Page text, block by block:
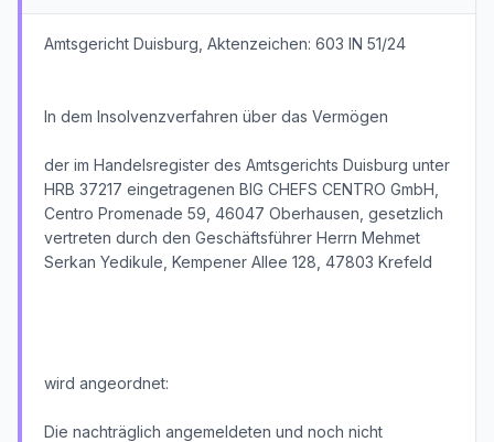
Amtsgericht Duisburg, Aktenzeichen: 603 IN 51/24
In dem Insolvenzverfahren über das Vermögen
der im Handelsregister des Amtsgerichts Duisburg unter
HRB 37217 eingetragenen BIG CHEFS CENTRO GmbH,
Centro Promenade 59, 46047 Oberhausen, gesetzlich
vertreten durch den Geschäftsführer Herrn Mehmet
Serkan Yedikule, Kempener Allee 128, 47803 Krefeld
wird angeordnet:
Die nachträglich angemeldeten und noch nicht